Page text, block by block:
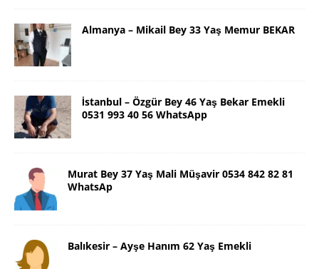
Almanya – Mikail Bey 33 Yaş Memur BEKAR
İstanbul – Özgür Bey 46 Yaş Bekar Emekli
0531 993 40 56 WhatsApp
Murat Bey 37 Yaş Mali Müşavir 0534 842 82 81
WhatsAp
Balıkesir – Ayşe Hanım 62 Yaş Emekli